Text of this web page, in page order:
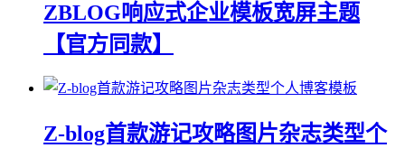
ZBLOG响应式企业模板宽屏主题
【官方同款】
Z-blog首款游记攻略图片杂志类型个